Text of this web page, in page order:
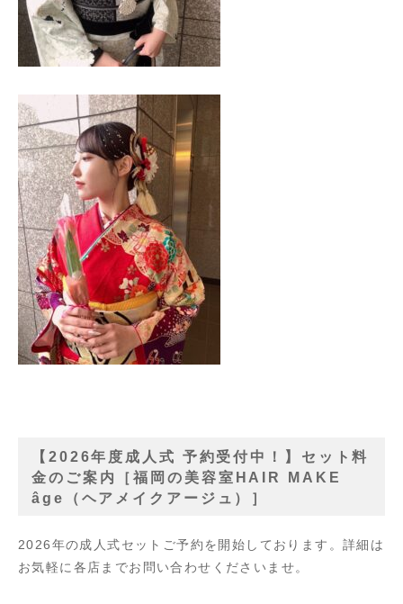
【2026年度成人式 予約受付中！】セット料
金のご案内［福岡の美容室HAIR MAKE
âge（ヘアメイクアージュ）］
2026年の成人式セットご予約を開始しております。詳細は
お気軽に各店までお問い合わせくださいませ。